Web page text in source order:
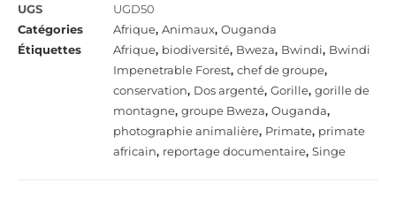
UGS
UGD50
Catégories
Afrique, Animaux, Ouganda
Étiquettes
Afrique, biodiversité, Bweza, Bwindi, Bwindi
Impenetrable Forest, chef de groupe,
conservation, Dos argenté, Gorille, gorille de
montagne, groupe Bweza, Ouganda,
photographie animalière, Primate, primate
africain, reportage documentaire, Singe